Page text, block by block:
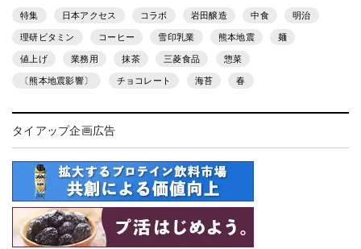
特集 日本アクセス コラボ 岩田醸造 中食 明治
理研ビタミン コーヒー 雪印乳業 熊本地震 麺
値上げ 業務用 抹茶 三菱食品 惣菜
〔熊本地震影響〕 チョコレート 海苔 春
タイアップ企画広告